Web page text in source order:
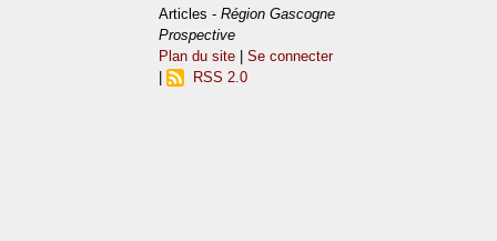
Articles -Région Gascogne
Prospective
Plan du site |Se connecter
RSS 2.0